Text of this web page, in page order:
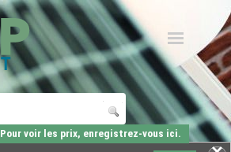
Pour voir les prix, enregistrez-vous ici.